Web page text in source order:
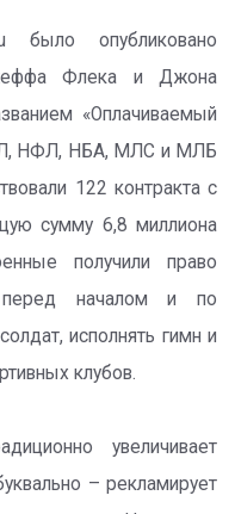
было опубликовано
Флека и Джона
«Оплачиваемый
НФЛ, НБА, МЛС и МЛБ
122 контракта с
сумму 6,8 миллиона
получили право
перед началом и по
исполнять гимн и
клубов.
увеличивает
– рекламирует